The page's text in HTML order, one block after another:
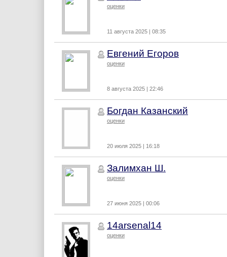
оценки
11 августа 2025 | 08:35
Евгений Егоров
оценки
8 августа 2025 | 22:46
Богдан Казанский
оценки
20 июля 2025 | 16:18
Залимхан Ш.
оценки
27 июня 2025 | 00:06
14arsenal14
оценки